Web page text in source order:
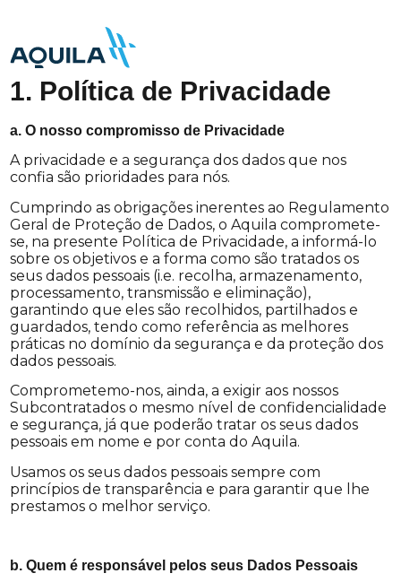
1. Política de Privacidade
a. O nosso compromisso de Privacidade
A privacidade e a segurança dos dados que nos
confia são prioridades para nós.
Cumprindo as obrigações inerentes ao Regulamento
Geral de Proteção de Dados, o Aquila compromete-
se, na presente Política de Privacidade, a informá-lo
sobre os objetivos e a forma como são tratados os
seus dados pessoais (i.e. recolha, armazenamento,
processamento, transmissão e eliminação),
garantindo que eles são recolhidos, partilhados e
guardados, tendo como referência as melhores
práticas no domínio da segurança e da proteção dos
dados pessoais.
Comprometemo-nos, ainda, a exigir aos nossos
Subcontratados o mesmo nível de confidencialidade
e segurança, já que poderão tratar os seus dados
pessoais em nome e por conta do Aquila.
Usamos os seus dados pessoais sempre com
princípios de transparência e para garantir que lhe
prestamos o melhor serviço.
b. Quem é responsável pelos seus Dados Pessoais